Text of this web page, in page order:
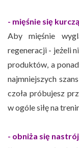
- mięśnie się
Aby mięśnie
regeneracji - jeżeli
produktów, a
najmniejszych
czoła próbujesz
w ogóle siłę na
- obniża się